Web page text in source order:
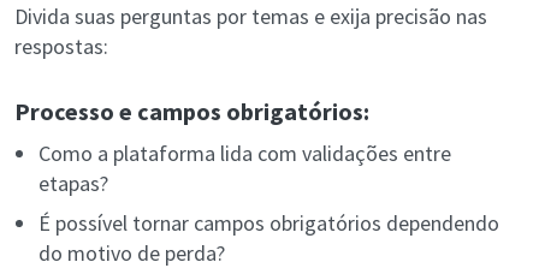
Divida suas perguntas por temas e exija precisão nas
respostas:
Processo e campos obrigatórios:
Como a plataforma lida com validações entre
etapas?
É possível tornar campos obrigatórios dependendo
do motivo de perda?